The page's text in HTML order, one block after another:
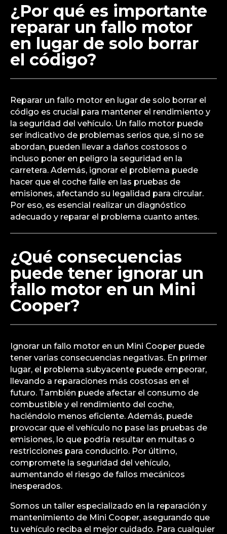
¿Por qué es importante
reparar un fallo motor
en lugar de solo borrar
el código?
Reparar un fallo motor en lugar de solo borrar el
código es crucial para mantener el rendimiento y
la seguridad del vehículo. Un fallo motor puede
ser indicativo de problemas serios que, si no se
abordan, pueden llevar a daños costosos o
incluso poner en peligro la seguridad en la
carretera. Además, ignorar el problema puede
hacer que el coche falle en las pruebas de
emisiones, afectando su legalidad para circular.
Por eso, es esencial realizar un diagnóstico
adecuado y reparar el problema cuanto antes.
¿Qué consecuencias
puede tener ignorar un
fallo motor en un Mini
Cooper?
Ignorar un fallo motor en un Mini Cooper puede
tener varias consecuencias negativas. En primer
lugar, el problema subyacente puede empeorar,
llevando a reparaciones más costosas en el
futuro. También puede afectar el consumo de
combustible y el rendimiento del coche,
haciéndolo menos eficiente. Además, puede
provocar que el vehículo no pase las pruebas de
emisiones, lo que podría resultar en multas o
restricciones para conducirlo. Por último,
compromete la seguridad del vehículo,
aumentando el riesgo de fallos mecánicos
inesperados.
Somos un taller especializado en la reparación y
mantenimiento de Mini Cooper, asegurando que
tu vehículo reciba el mejor cuidado. Para cualquier